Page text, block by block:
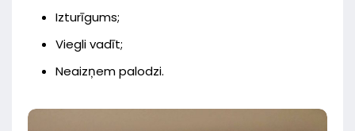
Izturīgums;
Viegli vadīt;
Neaizņem palodzi.